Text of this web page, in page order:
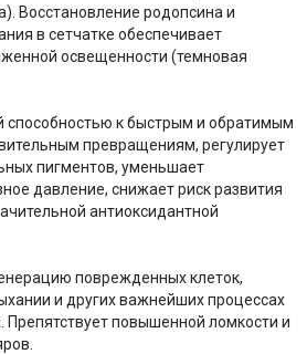
Восстановление родопсина и
в сетчатке обеспечивает
освещенности (темновая
к быстрым и обратимым
превращениям, регулирует
пигментов, уменьшает
давление, снижает риск развития
антиоксидантной
поврежденных клеток,
и других важнейших процессах
Препятствует повышенной ломкости и